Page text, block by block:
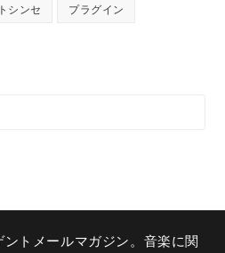
シンセ プラグイン
トメールマガジン。音楽に関